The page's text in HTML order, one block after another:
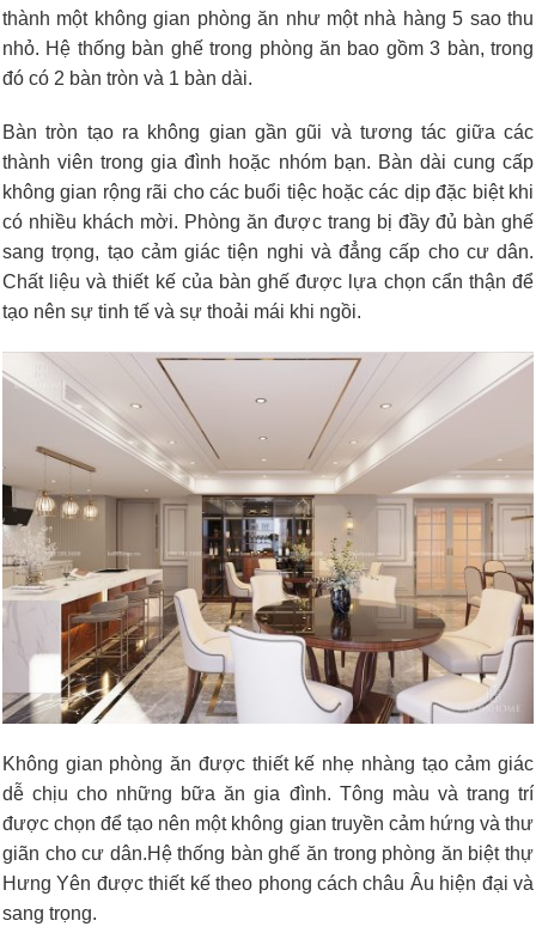
thành một không gian phòng ăn như một nhà hàng 5 sao thu
nhỏ. Hệ thống bàn ghế trong phòng ăn bao gồm 3 bàn, trong
đó có 2 bàn tròn và 1 bàn dài.
Bàn tròn tạo ra không gian gần gũi và tương tác giữa các
thành viên trong gia đình hoặc nhóm bạn. Bàn dài cung cấp
không gian rộng rãi cho các buổi tiệc hoặc các dịp đặc biệt khi
có nhiều khách mời. Phòng ăn được trang bị đầy đủ bàn ghế
sang trọng, tạo cảm giác tiện nghi và đẳng cấp cho cư dân.
Chất liệu và thiết kế của bàn ghế được lựa chọn cẩn thận để
tạo nên sự tinh tế và sự thoải mái khi ngồi.
Không gian phòng ăn được thiết kế nhẹ nhàng tạo cảm giác
dễ chịu cho những bữa ăn gia đình. Tông màu và trang trí
được chọn để tạo nên một không gian truyền cảm hứng và thư
giãn cho cư dân.Hệ thống bàn ghế ăn trong phòng ăn biệt thự
Hưng Yên được thiết kế theo phong cách châu Âu hiện đại và
sang trọng.